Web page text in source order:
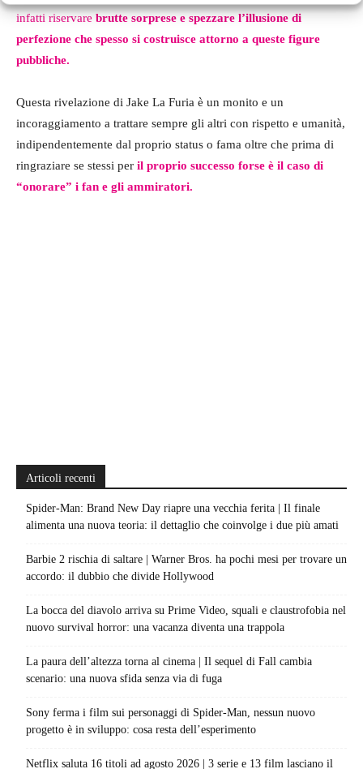
infatti riservare brutte sorprese e spezzare l’illusione di
perfezione che spesso si costruisce attorno a queste figure
pubbliche.
Questa rivelazione di Jake La Furia è un monito e un
incoraggiamento a trattare sempre gli altri con rispetto e umanità,
indipendentemente dal proprio status o fama oltre che prima di
ringraziare se stessi per il proprio successo forse è il caso di
“onorare” i fan e gli ammiratori.
Articoli recenti
Spider-Man: Brand New Day riapre una vecchia ferita | Il finale
alimenta una nuova teoria: il dettaglio che coinvolge i due più amati
Barbie 2 rischia di saltare | Warner Bros. ha pochi mesi per trovare un
accordo: il dubbio che divide Hollywood
La bocca del diavolo arriva su Prime Video, squali e claustrofobia nel
nuovo survival horror: una vacanza diventa una trappola
La paura dell’altezza torna al cinema | Il sequel di Fall cambia
scenario: una nuova sfida senza via di fuga
Sony ferma i film sui personaggi di Spider-Man, nessun nuovo
progetto è in sviluppo: cosa resta dell’esperimento
Netflix saluta 16 titoli ad agosto 2026 | 3 serie e 13 film lasciano il